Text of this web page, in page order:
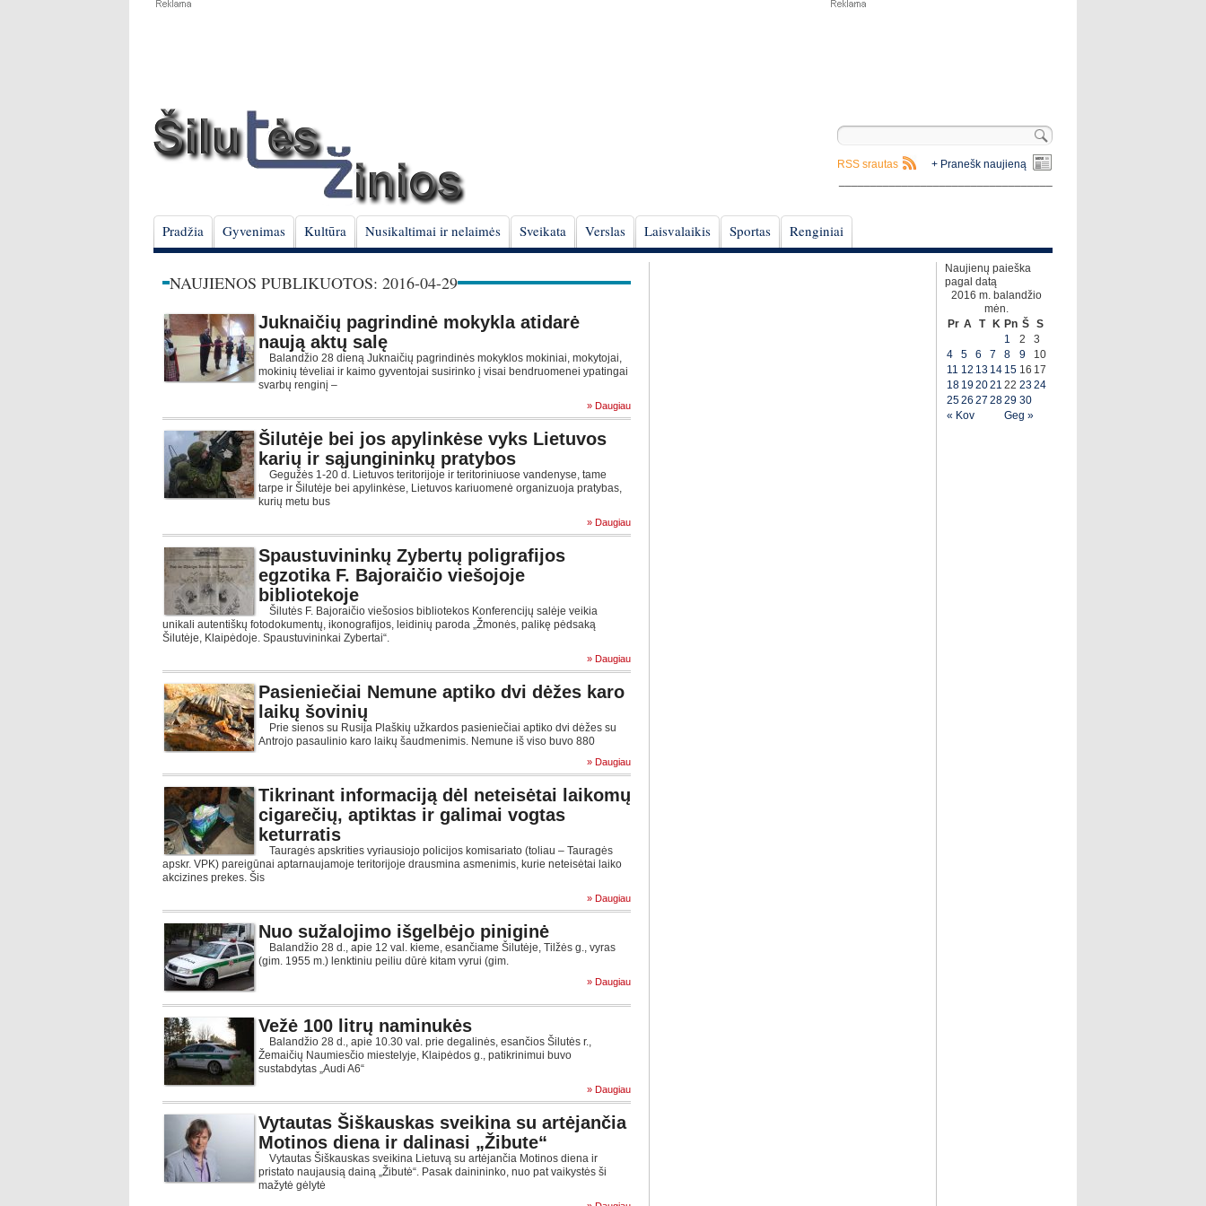
+ Pranešk naujieną
RSS srautas
Pradžia Gyvenimas Kultūra Nusikaltimai ir nelaimės Sveikata Verslas Laisvalaikis Sportas Renginiai
NAUJIENOS PUBLIKUOTOS: 2016-04-29
Juknaičių pagrindinė mokykla atidarė
naują aktų salę
Balandžio 28 dieną Juknaičių pagrindinės mokyklos mokiniai, mokytojai,
mokinių tėveliai ir kaimo gyventojai susirinko į visai bendruomenei ypatingai
svarbų renginį –
» Daugiau
Šilutėje bei jos apylinkėse vyks Lietuvos
karių ir sąjungininkų pratybos
Gegužės 1-20 d. Lietuvos teritorijoje ir teritoriniuose vandenyse, tame
tarpe ir Šilutėje bei apylinkėse, Lietuvos kariuomenė organizuoja pratybas,
kurių metu bus
» Daugiau
Spaustuvininkų Zybertų poligrafijos
egzotika F. Bajoraičio viešojoje
bibliotekoje
Šilutės F. Bajoraičio viešosios bibliotekos Konferencijų salėje veikia
unikali autentiškų fotodokumentų, ikonografijos, leidinių paroda „Žmonės, palikę pėdsaką
Šilutėje, Klaipėdoje. Spaustuvininkai Zybertai“.
» Daugiau
Pasieniečiai Nemune aptiko dvi dėžes karo
laikų šovinių
Prie sienos su Rusija Plaškių užkardos pasieniečiai aptiko dvi dėžes su
Antrojo pasaulinio karo laikų šaudmenimis. Nemune iš viso buvo 880
» Daugiau
Tikrinant informaciją dėl neteisėtai laikomų
cigarečių, aptiktas ir galimai vogtas
keturratis
Tauragės apskrities vyriausiojo policijos komisariato (toliau – Tauragės
apskr. VPK) pareigūnai aptarnaujamoje teritorijoje drausmina asmenimis, kurie neteisėtai laiko
akcizines prekes. Šis
» Daugiau
Nuo sužalojimo išgelbėjo piniginė
Balandžio 28 d., apie 12 val. kieme, esančiame Šilutėje, Tilžės g., vyras
(gim. 1955 m.) lenktiniu peiliu dūrė kitam vyrui (gim.
» Daugiau
Vežė 100 litrų naminukės
Balandžio 28 d., apie 10.30 val. prie degalinės, esančios Šilutės r.,
Žemaičių Naumiesčio miestelyje, Klaipėdos g., patikrinimui buvo
sustabdytas „Audi A6“
» Daugiau
Vytautas Šiškauskas sveikina su artėjančia
Motinos diena ir dalinasi „Žibute“
Vytautas Šiškauskas sveikina Lietuvą su artėjančia Motinos diena ir
pristato naujausią dainą „Žibutė“. Pasak dainininko, nuo pat vaikystės ši
mažytė gėlytė
Naujienų paieška
pagal datą
2016 m. balandžio
mėn.
Pr A T K Pn Š S
« Kov Geg »
1 2
3
4
5 6 7 8 9
10
11 12 13 14 15 16 17
18 192021 22 2324
2526 27 2829 30